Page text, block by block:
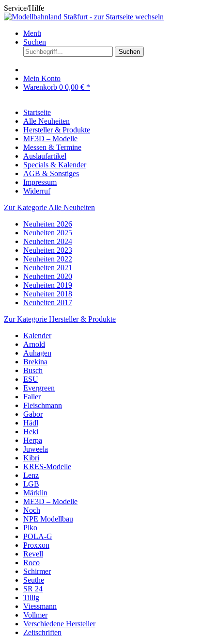
Service/Hilfe
Menü
Suchen
Suchen
Mein Konto
Warenkorb 0 0,00 € *
Startseite
Alle Neuheiten
Hersteller & Produkte
ME3D – Modelle
Messen & Termine
Auslaufartikel
Specials & Kalender
AGB & Sonstiges
Impressum
Widerruf
Zur Kategorie Alle Neuheiten
Neuheiten 2026
Neuheiten 2025
Neuheiten 2024
Neuheiten 2023
Neuheiten 2022
Neuheiten 2021
Neuheiten 2020
Neuheiten 2019
Neuheiten 2018
Neuheiten 2017
Zur Kategorie Hersteller & Produkte
Kalender
Arnold
Auhagen
Brekina
Busch
ESU
Evergreen
Faller
Fleischmann
Gabor
Hädl
Heki
Herpa
Juweela
Kibri
KRES-Modelle
Lenz
LGB
Märklin
ME3D – Modelle
Noch
NPE Modellbau
Piko
POLA-G
Proxxon
Revell
Roco
Schirmer
Seuthe
SR 24
Tillig
Viessmann
Vollmer
Verschiedene Hersteller
Zeitschriften